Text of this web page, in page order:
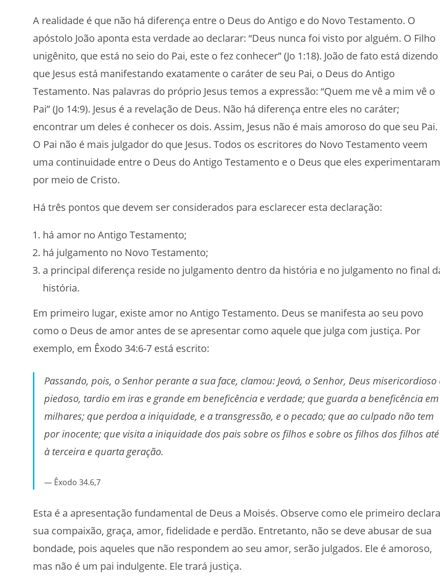
A realidade é que não há diferença entre o Deus do Antigo e do Novo Testamento. O
apóstolo João aponta esta verdade ao declarar: “Deus nunca foi visto por alguém. O Filho
unigênito, que está no seio do Pai, este o fez conhecer” (Jo 1:18). João de fato está dizendo
que Jesus está manifestando exatamente o caráter de seu Pai, o Deus do Antigo
Testamento. Nas palavras do próprio Jesus temos a expressão: “Quem me vê a mim vê o
Pai” (Jo 14:9). Jesus é a revelação de Deus. Não há diferença entre eles no caráter;
encontrar um deles é conhecer os dois. Assim, Jesus não é mais amoroso do que seu Pai.
O Pai não é mais julgador do que Jesus. Todos os escritores do Novo Testamento veem
uma continuidade entre o Deus do Antigo Testamento e o Deus que eles
por meio de Cristo.
Há três pontos que devem ser considerados para esclarecer esta declaração:
há amor no Antigo Testamento;
há julgamento no Novo Testamento;
a principal diferença reside no julgamento dentro da história e no julgamento no final
história.
Em primeiro lugar, existe amor no Antigo Testamento. Deus se manifesta ao seu povo
como o Deus de amor antes de se apresentar como aquele que julga com justiça. Por
exemplo, em Êxodo 34:6-7 está escrito:
Passando, pois, o Senhor perante a sua face, clamou: Jeová, o Senhor, Deus misericordioso
piedoso, tardio em iras e grande em beneficência e verdade; que guarda a beneficência em
milhares; que perdoa a iniquidade, e a transgressão, e o pecado; que ao culpado não tem
por inocente; que visita a iniquidade dos pais sobre os filhos e sobre os filhos dos filhos até
à terceira e quarta geração.
Êxodo 34.6,7
Esta é a apresentação fundamental de Deus a Moisés. Observe como ele primeiro
sua compaixão, graça, amor, fidelidade e perdão. Entretanto, não se deve abusar de sua
bondade, pois aqueles que não respondem ao seu amor, serão julgados. Ele é amoroso,
mas não é um pai indulgente. Ele trará justiça.